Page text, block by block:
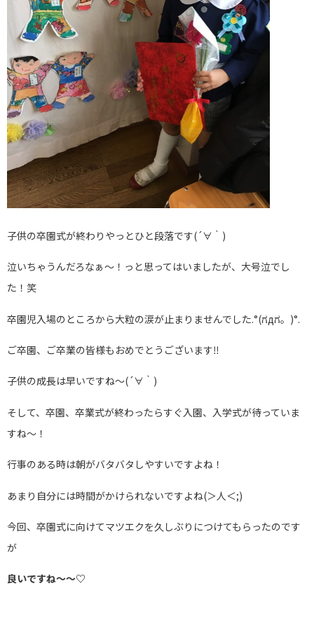
子供の卒園式が終わりやっとひと段落です(´∀｀)
泣いちゃうんだろなぁ〜！っと思ってはいましたが、大号泣でし
た！笑
卒園児入場のところから大粒の涙が止まりませんでした.°(ಗдಗ。)°.
ご卒園、ご卒業の皆様もおめでとうございます‼︎
子供の成長は早いですね〜(´∀｀)
そして、卒園、卒業式が終わったらすぐ入園、入学式が待っていま
すね〜！
行事のある時は朝がバタバタしやすいですよね！
あまり自分には時間がかけられないですよね(＞人＜;)
今回、卒園式に向けてマツエクを久しぶりにつけてもらったのです
が
良いですね〜〜♡